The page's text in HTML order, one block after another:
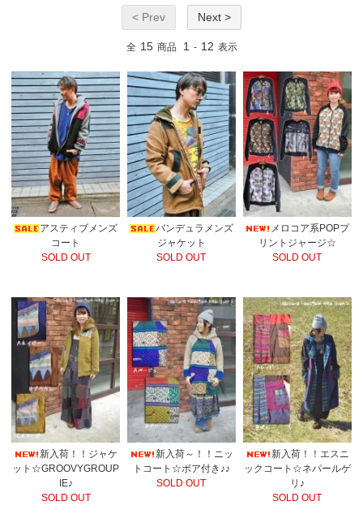
< Prev Next >
全 15 商品 1 - 12 表示
アスティブメンズ
コート
SOLD OUT
バンデュラメンズ
ジャケット
SOLD OUT
メロコア系POPプ
リントジャージ☆
SOLD OUT
新入荷！！ジャケ
ット☆GROOVYGROUP
IE♪
SOLD OUT
新入荷～！！ニッ
トコート☆ボア付き♪♪
SOLD OUT
新入荷！！エスニ
ックコート☆ネパールゲ
リ♪
SOLD OUT